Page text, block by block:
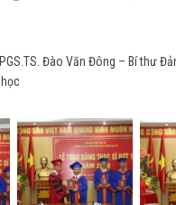
Đào Văn Đông – Bí thư